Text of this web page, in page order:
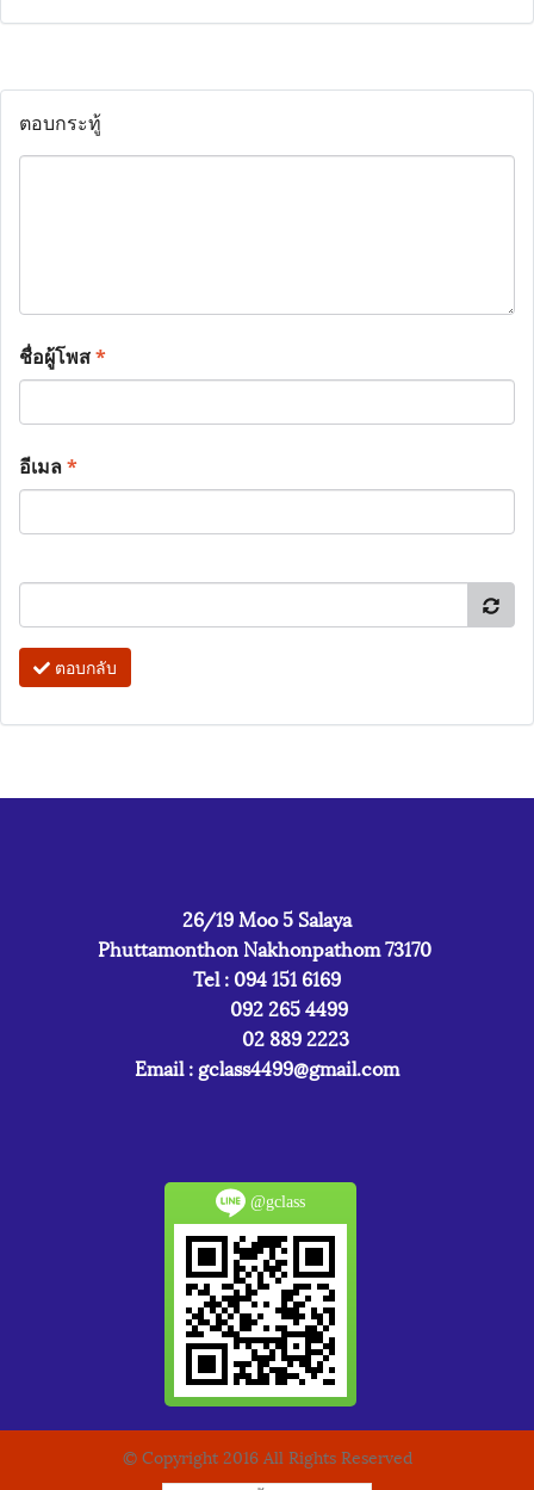
ตอบกระทู้
ชื่อผู้โพส*
อีเมล*
ตอบกลับ
26/19 Moo 5 Salaya
Phuttamonthon Nakhonpathom 73170
Tel : 094 151 6169
092 265 4499
02 889 2223
Email : gclass4499@gmail.com
@gclass
© Copyright 2016 All Rights Reserved